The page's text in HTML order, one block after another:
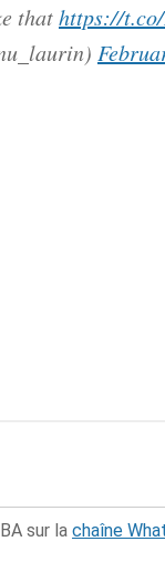
thathttps://
sur la chaîne